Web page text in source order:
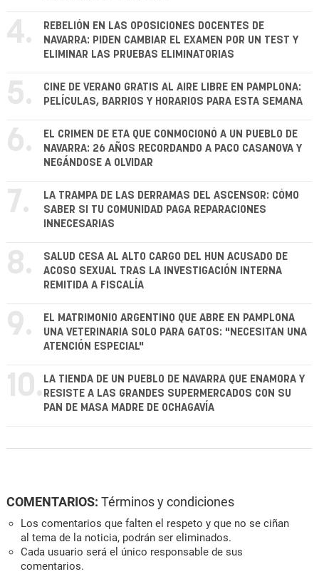
4.
REBELIÓN EN LAS OPOSICIONES DOCENTES DE
NAVARRA: PIDEN CAMBIAR EL EXAMEN POR UN TEST Y
ELIMINAR LAS PRUEBAS ELIMINATORIAS
5.
CINE DE VERANO GRATIS AL AIRE LIBRE EN PAMPLONA:
PELÍCULAS, BARRIOS Y HORARIOS PARA ESTA SEMANA
6.
EL CRIMEN DE ETA QUE CONMOCIONÓ A UN PUEBLO DE
NAVARRA: 26 AÑOS RECORDANDO A PACO CASANOVA Y
NEGÁNDOSE A OLVIDAR
7.
LA TRAMPA DE LAS DERRAMAS DEL ASCENSOR: CÓMO
SABER SI TU COMUNIDAD PAGA REPARACIONES
INNECESARIAS
8.
SALUD CESA AL ALTO CARGO DEL HUN ACUSADO DE
ACOSO SEXUAL TRAS LA INVESTIGACIÓN INTERNA
REMITIDA A FISCALÍA
9.
EL MATRIMONIO ARGENTINO QUE ABRE EN PAMPLONA
UNA VETERINARIA SOLO PARA GATOS: "NECESITAN UNA
ATENCIÓN ESPECIAL"
10. LA TIENDA DE UN PUEBLO DE NAVARRA QUE ENAMORA Y
RESISTE A LAS GRANDES SUPERMERCADOS CON SU
PAN DE MASA MADRE DE OCHAGAVÍA
COMENTARIOS: Términos y condiciones
Los comentarios que falten el respeto y que no se ciñan
al tema de la noticia, podrán ser eliminados.
Cada usuario será el único responsable de sus
comentarios.